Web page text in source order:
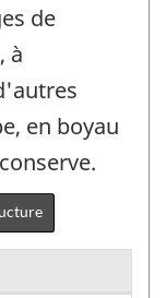
de
à
en boyau